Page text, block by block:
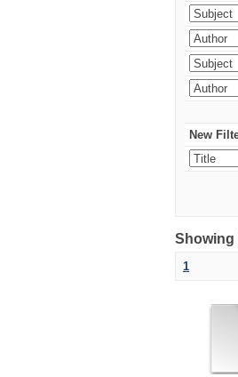
New
Showing
1